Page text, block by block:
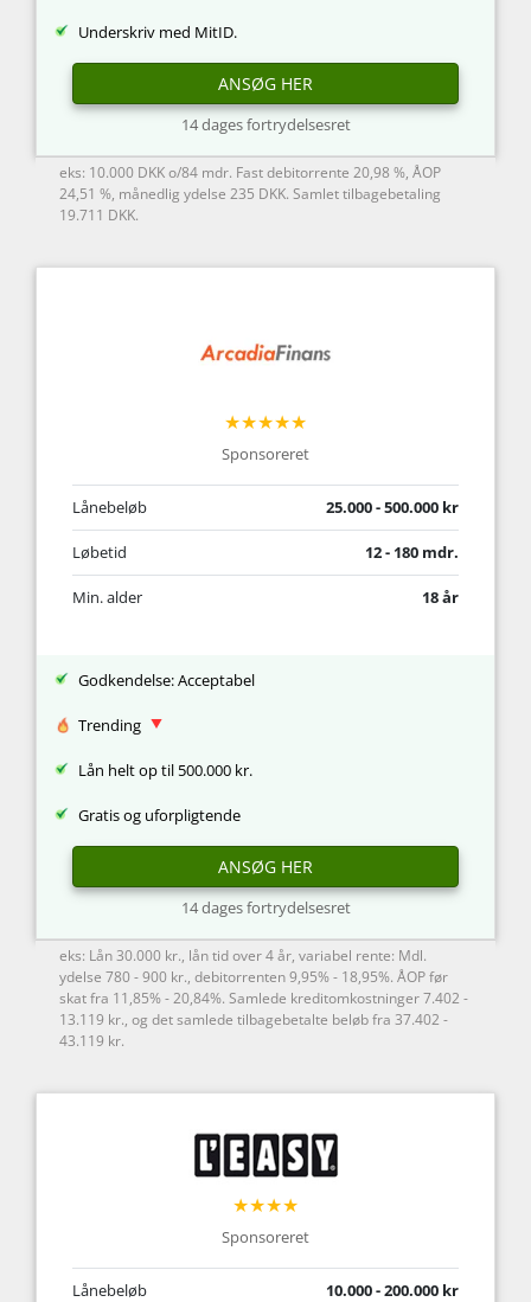
Underskriv med MitID.
ANSØG HER
14 dages fortrydelsesret
eks: 10.000 DKK o/84 mdr. Fast debitorrente 20,98 %, ÅOP
24,51 %, månedlig ydelse 235 DKK. Samlet tilbagebetaling
19.711 DKK.
★★★★★
Sponsoreret
Lånebeløb 25.000 - 500.000 kr
Løbetid 12 - 180 mdr.
Min. alder 18 år
Godkendelse: Acceptabel
Trending
Lån helt op til 500.000 kr.
Gratis og uforpligtende
ANSØG HER
14 dages fortrydelsesret
eks: Lån 30.000 kr., lån tid over 4 år, variabel rente: Mdl.
ydelse 780 - 900 kr., debitorrenten 9,95% - 18,95%. ÅOP før
skat fra 11,85% - 20,84%. Samlede kreditomkostninger 7.402 -
13.119 kr., og det samlede tilbagebetalte beløb fra 37.402 -
43.119 kr.
★★★★
Sponsoreret
Lånebeløb 10.000 - 200.000 kr